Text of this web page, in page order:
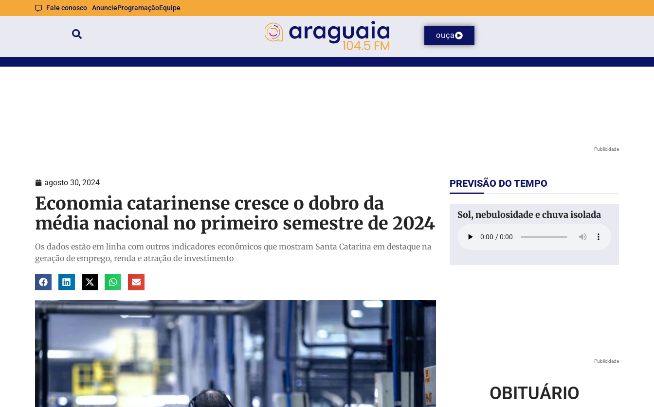
Fale conosco AnuncieProgramaçãoEquipe
ouça
Publicidade
agosto 30, 2024
Economia catarinense cresce o dobro da
média nacional no primeiro semestre de 2024
Os dados estão em linha com outros indicadores econômicos que mostram Santa Catarina em destaque na
geração de emprego, renda e atração de investimento
PREVISÃO DO TEMPO
Sol, nebulosidade e chuva isolada
Publicidade
OBITUÁRIO